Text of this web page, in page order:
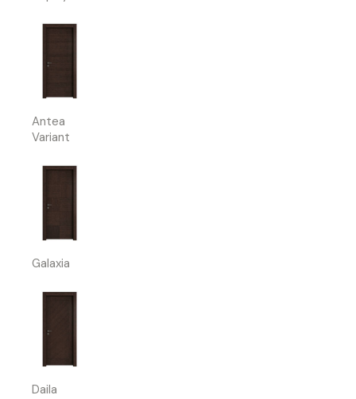
Antea
Variant
Galaxia
Daila